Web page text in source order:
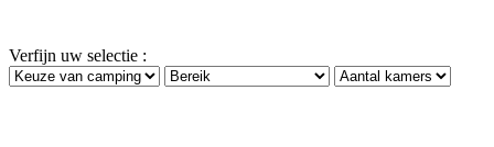
Verfijn uw selectie :